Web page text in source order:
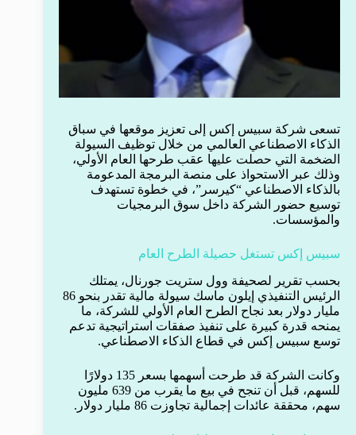
تسعى شركة سبيس إكس إلى تعزيز موقعها في سباق
الذكاء الاصطناعي العالمي من خلال توظيف السيولة
الضخمة التي حصلت عليها عقب طرحها العام الأولي،
وذلك عبر الاستحواذ على منصة البرمجة المدعومة
بالذكاء الاصطناعي “كيرسر”، في خطوة تستهدف
توسيع حضور الشركة داخل سوق البرمجيات
والمؤسسات.
سبيس إكس تستغل حصيلة الطرح العام
بحسب تقرير لصحيفة وول ستريت جورنال، يمتلك
الرئيس التنفيذي إيلون ماسك سيولة مالية تقدر بنحو 86
مليار دولار بعد نجاح الطرح العام الأولي للشركة، ما
يمنحه قدرة كبيرة على تنفيذ صفقات استراتيجية تدعم
توسع سبيس إكس في قطاع الذكاء الاصطناعي.
وكانت الشركة قد طرحت أسهمها بسعر 135 دولارًا
للسهم، قبل أن تنجح في بيع ما يقرب من 639 مليون
سهم، محققة عائدات إجمالية تجاوزت 86 مليار دولار.